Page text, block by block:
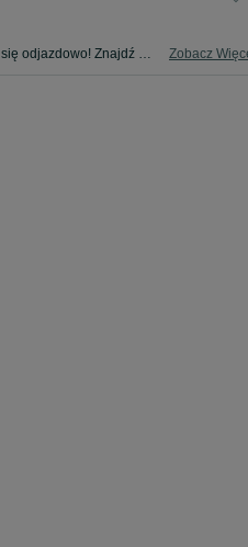
Wybierz sprawdzoną markę i poczuj się odjazdowo! Znajdź wymarzony samochód w kategorii Mercedes-Benz na OLX - Wadowice i okolice! Zobacz